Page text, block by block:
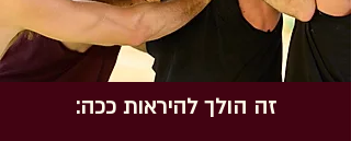
זה הולך להיראות ככה: